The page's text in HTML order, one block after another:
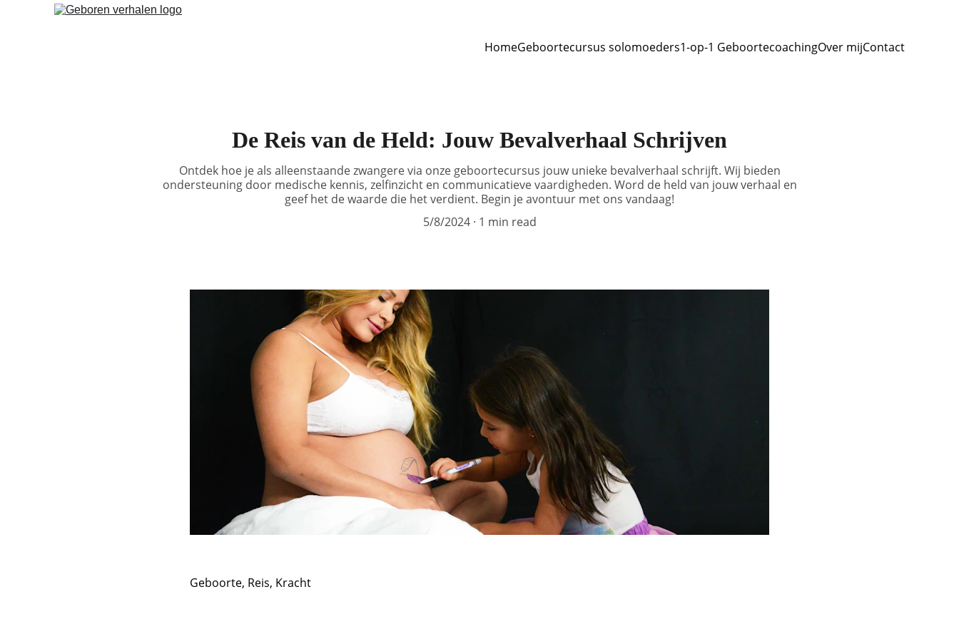
HomeGeboortecursus solomoeders1-op-1 GeboortecoachingOver mijContact
De Reis van de Held: Jouw Bevalverhaal Schrijven
Ontdek hoe je als alleenstaande zwangere via onze geboortecursus jouw unieke bevalverhaal schrijft. Wij bieden
ondersteuning door medische kennis, zelfinzicht en communicatieve vaardigheden. Word de held van jouw verhaal en
geef het de waarde die het verdient. Begin je avontuur met ons vandaag!
5/8/2024
1 min read
Geboorte, Reis, Kracht